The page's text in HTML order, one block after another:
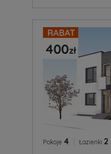
Pokoje 4 Łazienki 2